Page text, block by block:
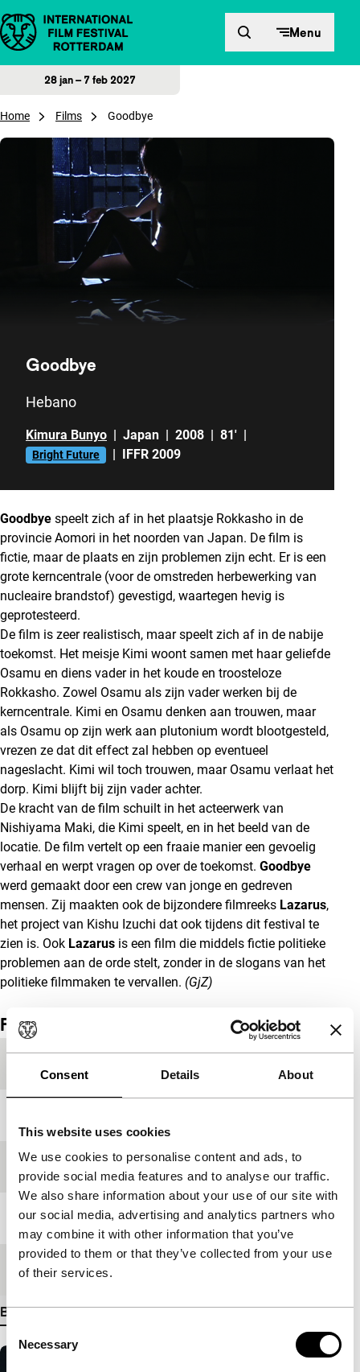
Consent Details About
This website uses cookies
We use cookies to personalise content and ads, to
provide social media features and to analyse our traffic.
We also share information about your use of our site with
our social media, advertising and analytics partners who
may combine it with other information that you’ve
provided to them or that they’ve collected from your use
of their services.
Consent
Selection
Necessary
Direct naar inhoud Menu
28 jan – 7 feb 2027
Home Films Goodbye
Goodbye
Hebano
Kimura Bunyo | Japan | 2008 | 81' |
Bright Future | IFFR 2009
Goodbye speelt zich af in het plaatsje Rokkasho in de
provincie Aomori in het noorden van Japan. De film is
fictie, maar de plaats en zijn problemen zijn echt. Er is een
grote kerncentrale (voor de omstreden herbewerking van
nucleaire brandstof) gevestigd, waartegen hevig is
geprotesteerd.
De film is zeer realistisch, maar speelt zich af in de nabije
toekomst. Het meisje Kimi woont samen met haar geliefde
Osamu en diens vader in het koude en troosteloze
Rokkasho. Zowel Osamu als zijn vader werken bij de
kerncentrale. Kimi en Osamu denken aan trouwen, maar
als Osamu op zijn werk aan plutonium wordt blootgesteld,
vrezen ze dat dit effect zal hebben op eventueel
nageslacht. Kimi wil toch trouwen, maar Osamu verlaat het
dorp. Kimi blijft bij zijn vader achter.
De kracht van de film schuilt in het acteerwerk van
Nishiyama Maki, die Kimi speelt, en in het beeld van de
locatie. De film vertelt op een fraaie manier een gevoelig
verhaal en werpt vragen op over de toekomst. Goodbye
werd gemaakt door een crew van jonge en gedreven
mensen. Zij maakten ook de bijzondere filmreeks Lazarus,
het project van Kishu Izuchi dat ook tijdens dit festival te
zien is. Ook Lazarus is een film die middels fictie politieke
problemen aan de orde stelt, zonder in de slogans van het
politieke filmmaken te vervallen. (GjZ)
Film details
Festivaleditie IFFR 2009
Lengte 81'
Medium/Formaat
Bekijk meer details